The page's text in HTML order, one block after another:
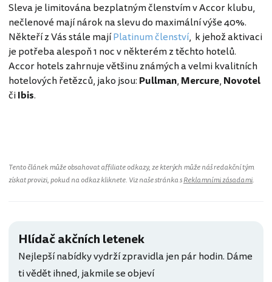
Sleva je limitována bezplatným členstvím v Accor klubu,
nečlenové mají nárok na slevu do maximální výše 40%.
Někteří z Vás stále majíPlatinum členství, k jehož aktivaci
je potřeba alespoň 1 noc v některém z těchto hotelů.
Accor hotels zahrnuje většinu známých a velmi kvalitních
hotelových řetězců, jako jsou: Pullman, Mercure, Novotel
čiIbis.
Tento článek může obsahovat affiliate odkazy, ze kterých může náš redakční tým
získat provizi, pokud na odkaz kliknete. Viz naše stránka sReklamními zásadami.
Hlídač akčních letenek
Nejlepší nabídky vydrží zpravidla jen pár hodin. Dáme
ti vědět ihned, jakmile se objeví